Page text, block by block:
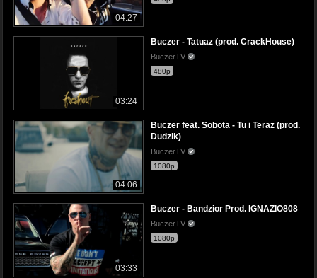
04:27
03:24
Buczer - Tatuaz (prod. CrackHouse)
BuczerTV
480p
04:06
Buczer feat. Sobota - Tu i Teraz (prod.
Dudzik)
BuczerTV
1080p
03:33
Buczer - Bandzior Prod. IGNAZIO808
BuczerTV
1080p